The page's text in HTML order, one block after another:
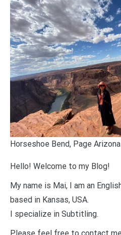
Horseshoe Bend, Page Arizona
Hello! Welcome to my Blog!
My name is Mai, I am an English to Japanese translator
based in Kansas, USA.
I specialize in Subtitling.